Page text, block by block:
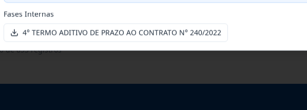
de oficinas mecânicas especializada para pres
de853 registros
Fases Internas
4° TERMO ADITIVO DE PRAZO AO CONTRATO N° 240/2022